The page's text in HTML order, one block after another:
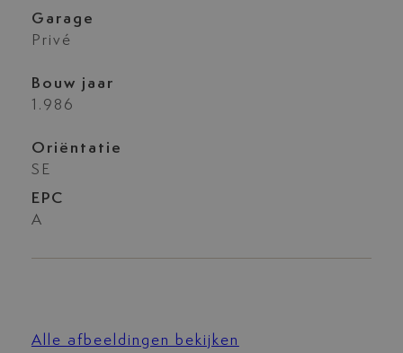
Garage
Privé
Bouw jaar
1.986
Oriëntatie
SE
EPC
A
Alle afbeeldingen bekijken